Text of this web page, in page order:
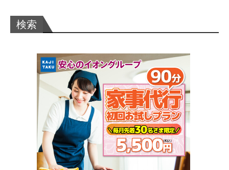
検索